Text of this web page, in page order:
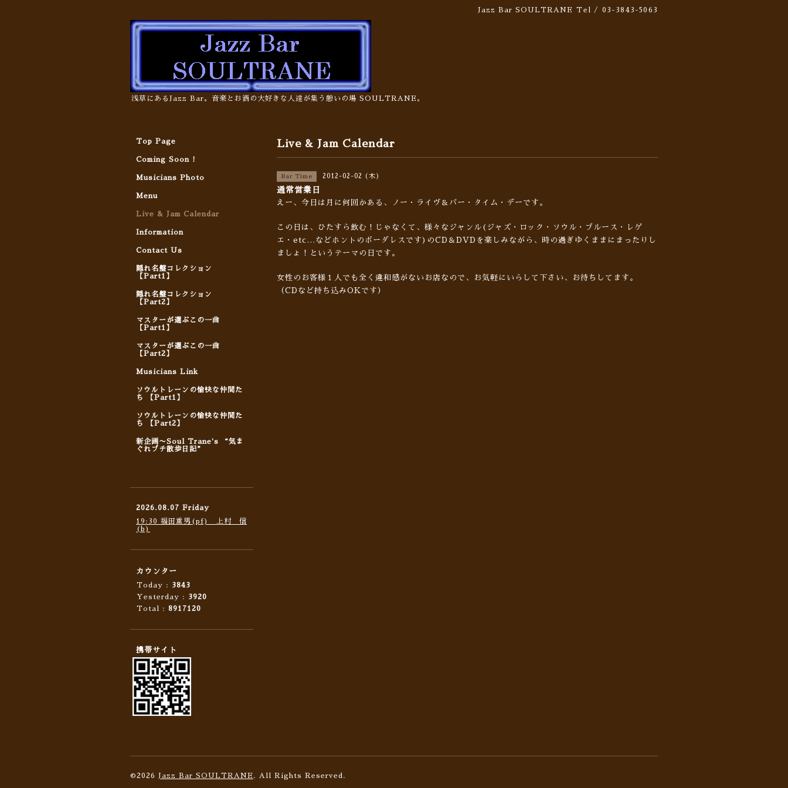
Jazz Bar SOULTRANE Tel / 03-3843-5063
浅草にあるJazz Bar。音楽とお酒の大好きな人達が集う憩いの場 SOULTRANE。
Live & Jam Calendar
Bar Time 2012-02-02 (木)
通常営業日
えー、今日は月に何回かある、ノー・ライヴ＆バー・タイム・デーです。
この日は、ひたすら飲む！じゃなくて、様々なジャンル(ジャズ・ロック・ソウル・ブルース・レゲ
エ・etc…などホントのボーダレスです)のCD＆DVDを楽しみながら、時の過ぎゆくままにまったりし
ましょ！というテーマの日です。
女性のお客様１人でも全く違和感がないお店なので、お気軽にいらして下さい、お待ちしてます。
（CDなど持ち込みOKです）
Top Page
Coming Soon !
Musicians Photo
Menu
Live & Jam Calendar
Information
Contact Us
隠れ名盤コレクション
【Part1】
隠れ名盤コレクション
【Part2】
マスターが選ぶこの一曲
【Part1】
マスターが選ぶこの一曲
【Part2】
Musicians Link
ソウルトレーンの愉快な仲間た
ち 【Part1】
ソウルトレーンの愉快な仲間た
ち 【Part2】
新企画〜Soul Trane's “気ま
ぐれプチ散歩日記”
2026.08.07 Friday
19:30 福田重男(pf) 上村 信
(b)
カウンター
Today : 3843
Yesterday : 3920
Total : 8917120
携帯サイト
©2026 Jazz Bar SOULTRANE . All Rights Reserved.